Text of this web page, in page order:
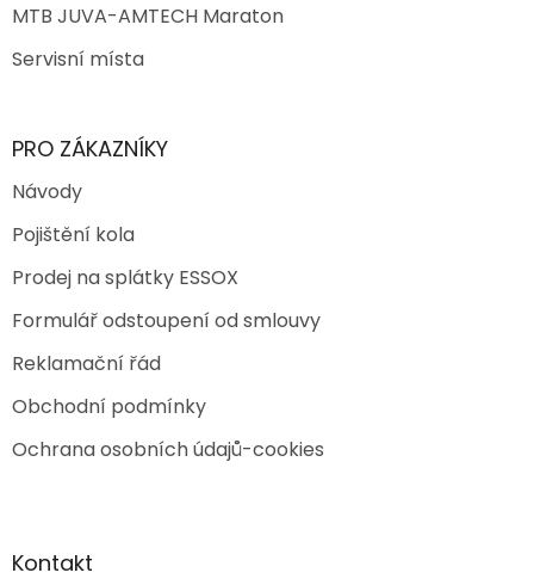
MTB JUVA-AMTECH Maraton
Servisní místa
PRO ZÁKAZNÍKY
Návody
Pojištění kola
Prodej na splátky ESSOX
Formulář odstoupení od smlouvy
Reklamační řád
Obchodní podmínky
Ochrana osobních údajů-cookies
Kontakt